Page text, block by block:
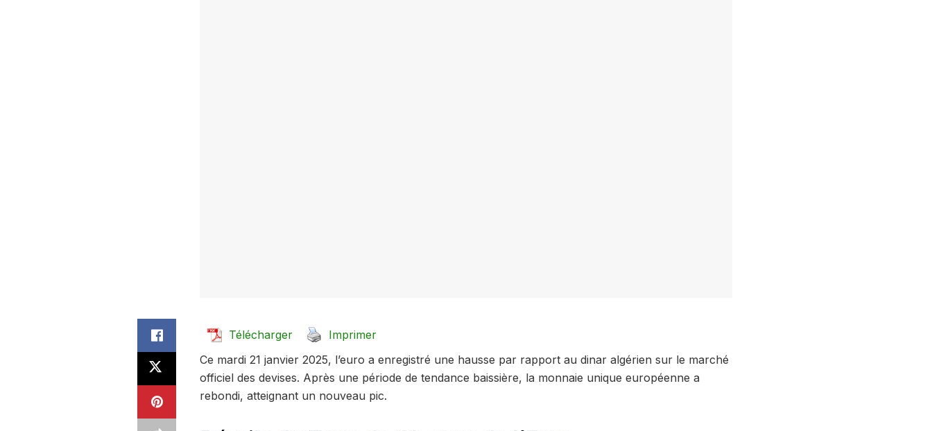
Télécharger
Imprimer
Ce mardi 21 janvier 2025, l’euro a enregistré une hausse par rapport au dinar algérien sur le marché
officiel des devises. Après une période de tendance baissière, la monnaie unique européenne a
rebondi, atteignant un nouveau pic.